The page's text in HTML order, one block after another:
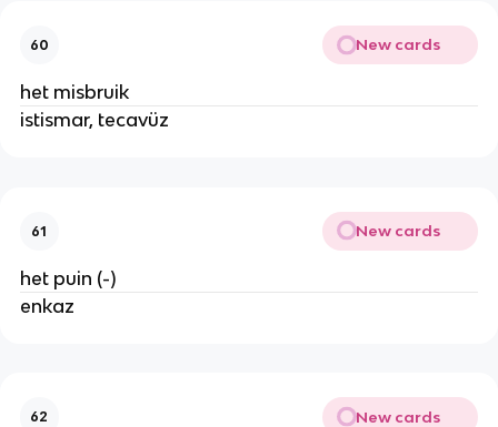
60 New cards
het misbruik
istismar, tecavüz
61 New cards
het puin (-)
enkaz
62 New cards